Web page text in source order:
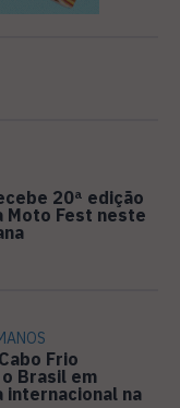
20ª edição
Moto Fest neste
Frio
Brasil em
internacional na